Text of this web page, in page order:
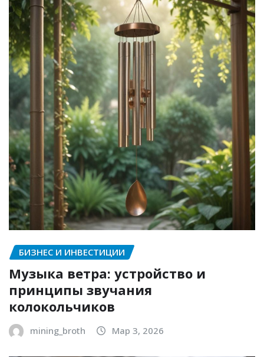
БИЗНЕС И ИНВЕСТИЦИИ
Музыка ветра: устройство и
принципы звучания
колокольчиков
mining_broth Мар 3, 2026